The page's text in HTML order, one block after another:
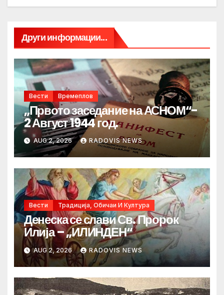
Други информации...
Вести Времеплов
„Првото заседание на АСНОМ“-
2 Август 1944 год.
AUG 2, 2026 RADOVIS NEWS
Вести Традиција, Обичаи И Култура
Денеска се слави Св. Пророк
Илија – „ИЛИНДЕН“
AUG 2, 2026 RADOVIS NEWS